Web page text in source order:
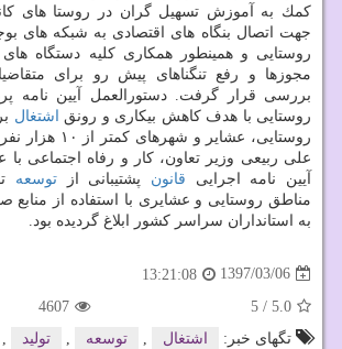
كمك به آموزش تسهیل گران در روستا های
جهت اتصال بنگاه های اقتصادی به شبكه های
روستایی و همینطور همكاری كلیه دستگاه
مجوزها و رفع تنگناهای پیش رو برای
بررسی قرار گرفت. دستورالعمل آیین نامه
روستایی با هدف كاهش بیكاری و رونق اشتغال
روستایی، عشایر و
علی ربیعی وزیر تعاون، كار و رفاه اجتماعی با
آیین نامه اجرایی قانون پشتیبانی از توسعه
مناطق روستایی و عشایری با استفاده از منابع
به استانداران سراسر كشور ابلاغ گردیده بود.
1397/03/06
13:21:08
5.0
/
5
4607
تگهای خبر:
اشتغال , توسعه , تولید ,